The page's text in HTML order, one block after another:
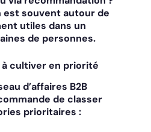
est souvent autour de
utiles dans un
de personnes.
cultiver en priorité
d’affaires B2B
de classer
prioritaires :